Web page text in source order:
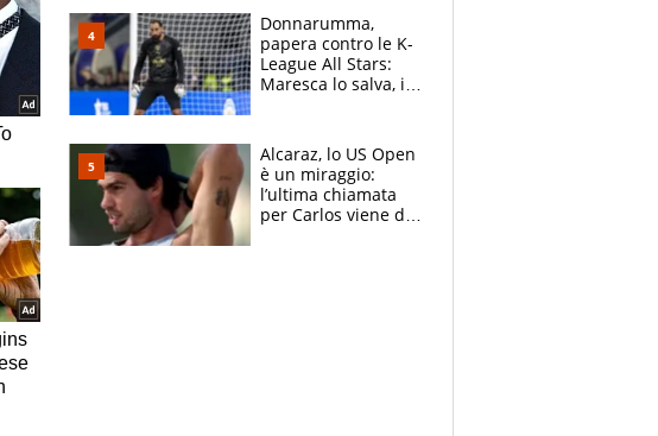
Brignone
Donnarumma,
papera contro le K-
League All Stars:
Maresca lo salva, i
Alcaraz, lo US Open
è un miraggio:
l’ultima chiamata
per Carlos viene da